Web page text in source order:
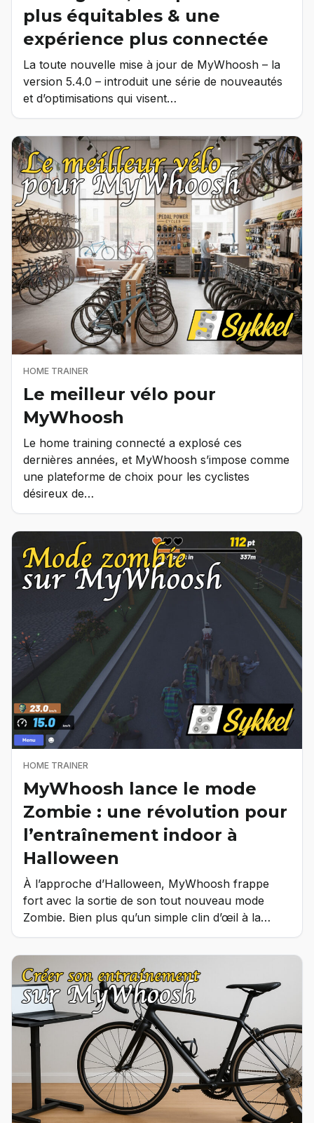
plus équitables & une
expérience plus connectée
La toute nouvelle mise à jour de MyWhoosh – la
version 5.4.0 – introduit une série de nouveautés
et d’optimisations qui visent…
HOME TRAINER
Le meilleur vélo pour
MyWhoosh
Le home training connecté a explosé ces
dernières années, et MyWhoosh s’impose comme
une plateforme de choix pour les cyclistes
désireux de…
HOME TRAINER
MyWhoosh lance le mode
Zombie : une révolution pour
l’entraînement indoor à
Halloween
À l’approche d’Halloween, MyWhoosh frappe
fort avec la sortie de son tout nouveau mode
Zombie. Bien plus qu’un simple clin d’œil à la…